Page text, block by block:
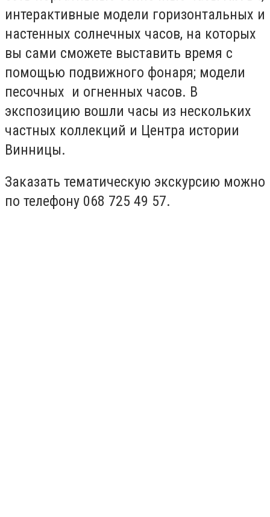
интерактивные модели горизонтальных и
настенных солнечных часов, на которых
вы сами сможете выставить время с
помощью подвижного фонаря; модели
песочных и огненных часов. В
экспозицию вошли часы из нескольких
частных коллекций и Центра истории
Винницы.
Заказать тематическую экскурсию можно
по телефону 068 725 49 57.